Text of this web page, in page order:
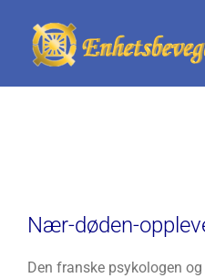
content
Nær-døden-
Den franske psykologen og